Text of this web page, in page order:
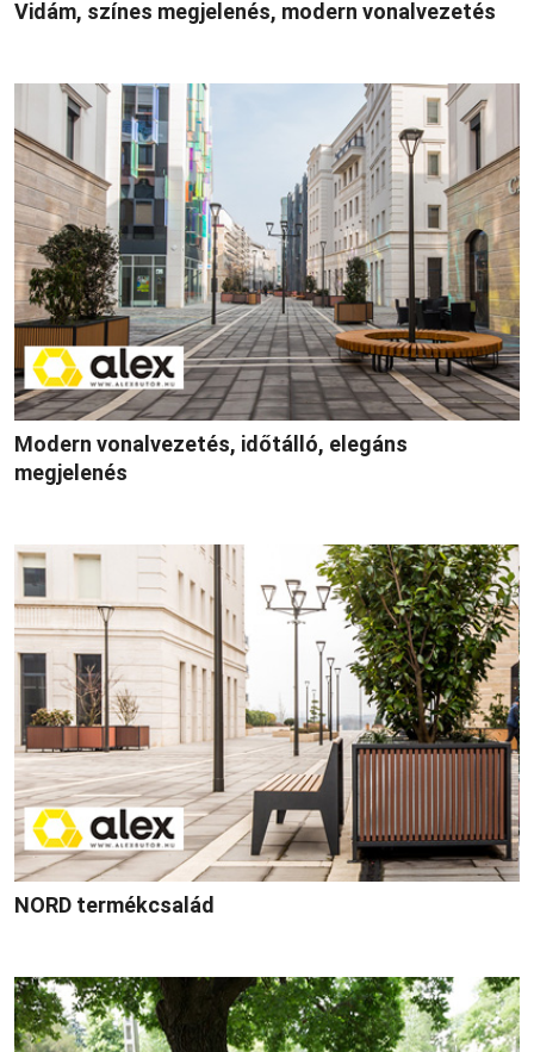
Vidám, színes megjelenés, modern vonalvezetés
Modern vonalvezetés, időtálló, elegáns
megjelenés
NORD termékcsalád